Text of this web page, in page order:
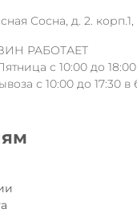
Сосна, д. 2. корп.1,
РАБОТАЕТ
с 10:00 до 18:00
с 10:00 до 17:30